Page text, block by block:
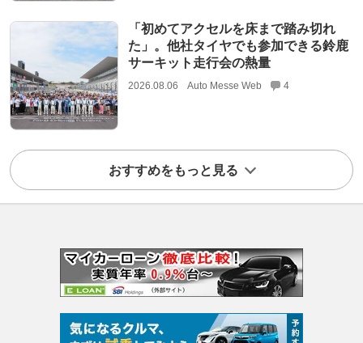
「初めてアクセルを床まで踏み切れ
た」。他社タイヤでも参加できる鈴鹿
サーキット走行会の熱量
2026.08.06 Auto Messe Web 4
おすすめをもっと見る